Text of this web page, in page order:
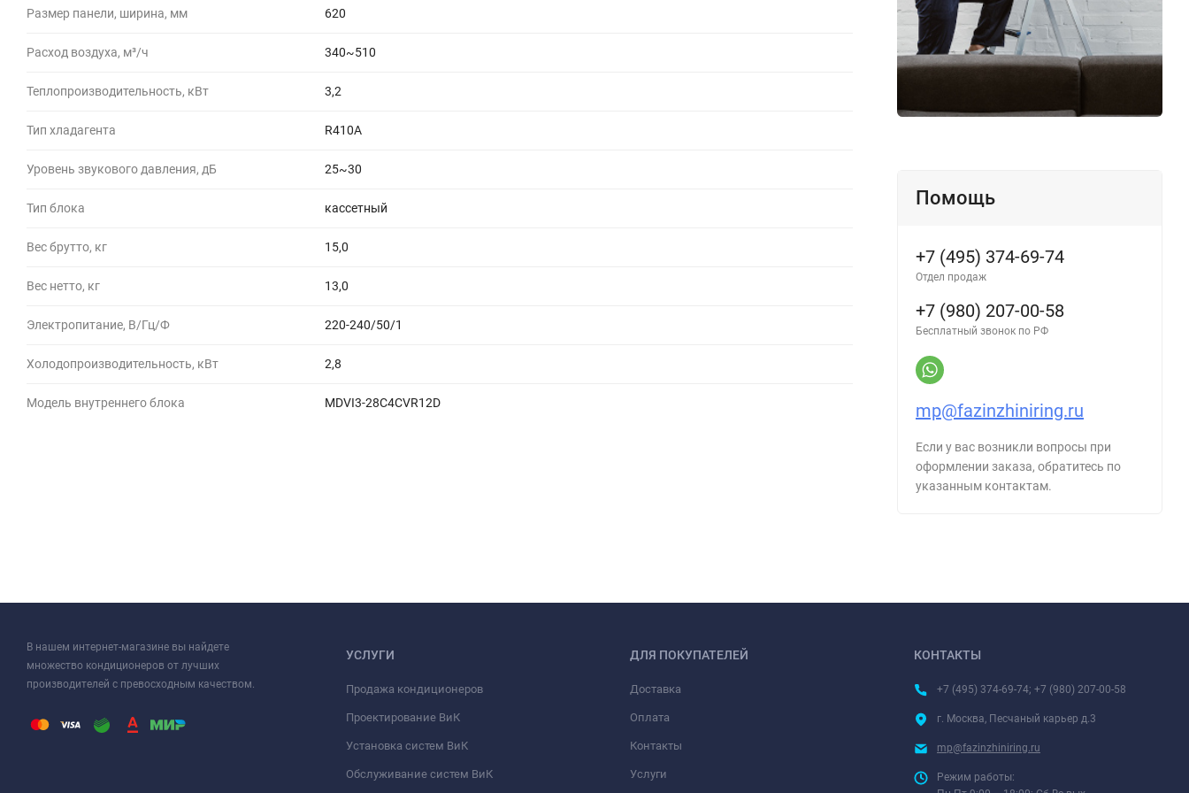
Размер панели, ширина, мм 620
Расход воздуха, м³/ч 340~510
Теплопроизводительность, кВт 3,2
Тип хладагента R410A
Уровень звукового давления, дБ 25~30
Тип блока кассетный
Вес брутто, кг 15,0
Вес нетто, кг 13,0
Электропитание, В/Гц/Ф 220-240/50/1
Холодопроизводительность, кВт 2,8
Модель внутреннего блока MDVI3-28C4CVR12D
Помощь
+7 (495) 374-69-74
Отдел продаж
+7 (980) 207-00-58
Бесплатный звонок по РФ
mp@fazinzhiniring.ru
Если у вас возникли вопросы при
оформлении заказа, обратитесь по
указанным контактам.
В нашем интернет-магазине вы найдете
множество кондиционеров от лучших
производителей с превосходным качеством.
УСЛУГИ
Продажа кондиционеров
Проектирование ВиК
Установка систем ВиК
Обслуживание систем ВиК
ДЛЯ ПОКУПАТЕЛЕЙ
Доставка
Оплата
Контакты
Услуги
КОНТАКТЫ
+7 (495) 374-69-74; +7 (980) 207-00-58
г. Москва, Песчаный карьер д.3
mp@fazinzhiniring.ru
Режим работы: